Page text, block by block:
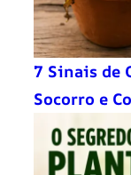
7 Sinais de
Socorro e